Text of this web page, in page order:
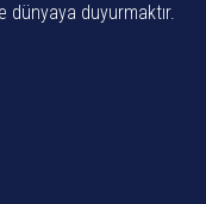
dünyaya duyurmaktır.